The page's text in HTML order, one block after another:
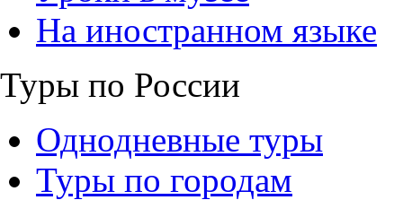
На иностранном языке
Туры по России
Однодневные туры
Туры по городам